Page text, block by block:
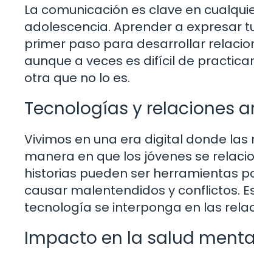
La comunicación es clave en
adolescencia. Aprender a expresar
primer paso para desarrollar
aunque a veces es difícil de
otra que no lo es.
Tecnologías y relaciones
Vivimos en una era digital donde
manera en que los jóvenes se
historias pueden ser herramientas
causar malentendidos y conflictos.
tecnología se interponga en las
Impacto en la salud